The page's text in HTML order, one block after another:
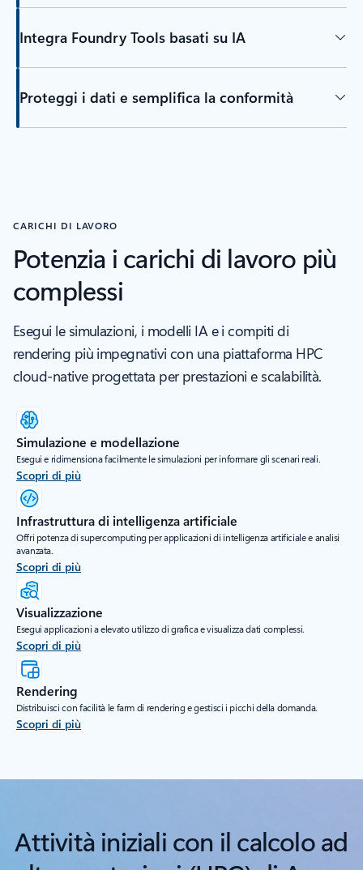
Integra Foundry Tools basati su IA
Proteggi i dati e semplifica la conformità
CARICHI DI LAVORO
Potenzia i carichi di lavoro più
complessi
Esegui le simulazioni, i modelli IA e i compiti di
rendering più impegnativi con una piattaforma HPC
cloud-native progettata per prestazioni e scalabilità.
Simulazione e modellazione
Esegui e ridimensiona facilmente le simulazioni per informare gli scenari reali.
Scopri di più
Infrastruttura di intelligenza artificiale
Offri potenza di supercomputing per applicazioni di intelligenza artificiale e analisi
avanzata.
Scopri di più
Visualizzazione
Esegui applicazioni a elevato utilizzo di grafica e visualizza dati complessi.
Scopri di più
Rendering
Distribuisci con facilità le farm di rendering e gestisci i picchi della domanda.
Scopri di più
Attività iniziali con il calcolo ad